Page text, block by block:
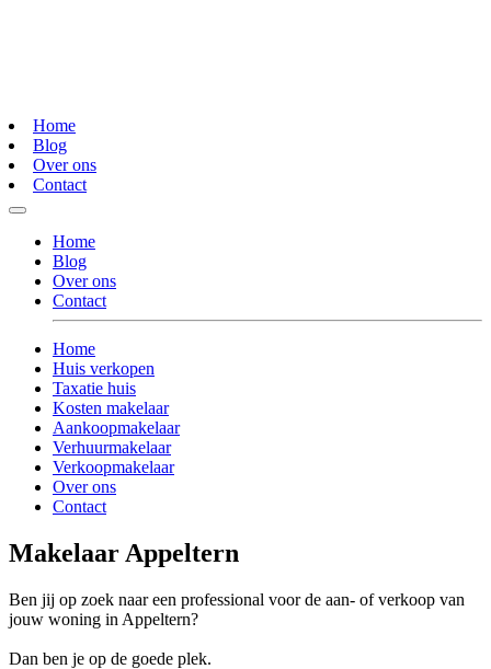
Home
Blog
Over ons
Contact
Home
Blog
Over ons
Contact
Home
Huis verkopen
Taxatie huis
Kosten makelaar
Aankoopmakelaar
Verhuurmakelaar
Verkoopmakelaar
Over ons
Contact
Makelaar Appeltern
Ben jij op zoek naar een professional voor de aan- of verkoop van
jouw woning in Appeltern?
Dan ben je op de goede plek.